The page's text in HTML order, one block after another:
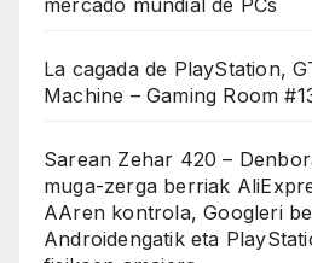
La cagada de PlayStation,
Machine – Gaming Room
Sarean Zehar 420 –
muga-zerga berriak
AAren kontrola, Googleri
Androidengatik eta